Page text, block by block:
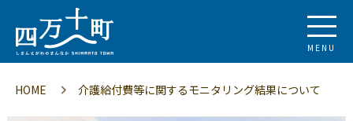
MENU
HOME 介護給付費等に関するモニタリング結果について